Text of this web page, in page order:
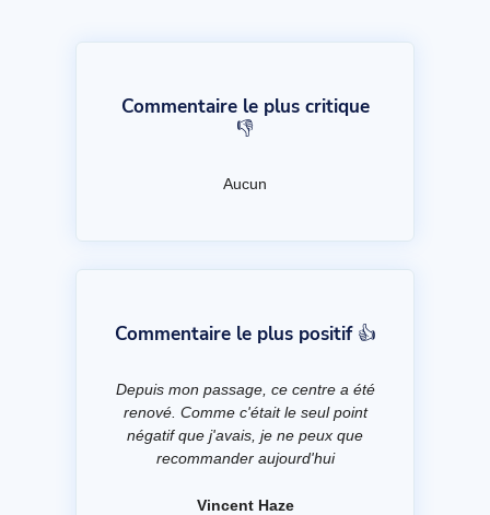
Commentaire le plus critique
👎
Aucun
Commentaire le plus positif 👍
Depuis mon passage, ce centre a été
renové. Comme c'était le seul point
négatif que j'avais, je ne peux que
recommander aujourd'hui
Vincent Haze